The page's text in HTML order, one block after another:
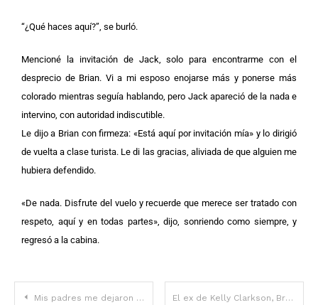
“¿Qué haces aquí?”, se burló.
Mencioné la invitación de Jack, solo para encontrarme con el
desprecio de Brian. Vi a mi esposo enojarse más y ponerse más
colorado mientras seguía hablando, pero Jack apareció de la nada e
intervino, con autoridad indiscutible.
Le dijo a Brian con firmeza: «Está aquí por invitación mía» y lo dirigió
de vuelta a clase turista. Le di las gracias, aliviada de que alguien me
hubiera defendido.
«De nada. Disfrute del vuelo y recuerde que merece ser tratado con
respeto, aquí y en todas partes», dijo, sonriendo como siempre, y
regresó a la cabina.
Mis padres me dejaron con mi tío y mi tía para que solo pudieran criar a mi hermana. Doce años después, me contactaron durante la Navidad. El ex de Kelly Clarkson, Brandon Blackstock, sufrió mucho